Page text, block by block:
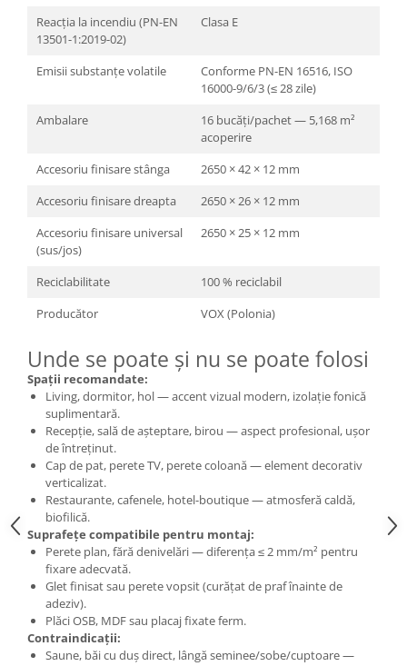
Reacția la incendiu (PN-EN
13501-1:2019-02)
Clasa E
Emisii substanțe volatile
Conforme PN-EN 16516, ISO
16000-9/6/3 (≤ 28 zile)
Ambalare
16 bucăți/pachet — 5,168 m²
acoperire
Accesoriu finisare stânga
2650 × 42 × 12 mm
Accesoriu finisare dreapta
2650 × 26 × 12 mm
Accesoriu finisare universal
(sus/jos)
2650 × 25 × 12 mm
Reciclabilitate
100 % reciclabil
Producător
VOX (Polonia)
Unde se poate și nu se poate folosi
Spații recomandate:
Living, dormitor, hol — accent vizual modern, izolație fonică
suplimentară.
Recepție, sală de așteptare, birou — aspect profesional, ușor
de întreținut.
Cap de pat, perete TV, perete coloană — element decorativ
verticalizat.
Restaurante, cafenele, hotel-boutique — atmosferă caldă,
biofilică.
Suprafețe compatibile pentru montaj:
Perete plan, fără denivelări — diferența ≤ 2 mm/m² pentru
fixare adecvată.
Glet finisat sau perete vopsit (curățat de praf înainte de
adeziv).
Plăci OSB, MDF sau placaj fixate ferm.
Contraindicații:
Saune, băi cu duș direct, lângă seminee/sobe/cuptoare —